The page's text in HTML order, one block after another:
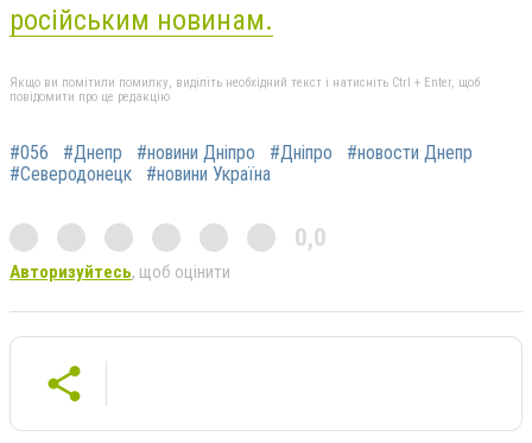
російським новинам.
Якщо ви помітили помилку, виділіть необхідний текст і натисніть Ctrl + Enter, щоб
повідомити про це редакцію
#056 #Днепр #новини Дніпро #Дніпро
#новости Днепр
#Северодонецк
#новини Україна
0,0
Авторизуйтесь, щоб оцінити